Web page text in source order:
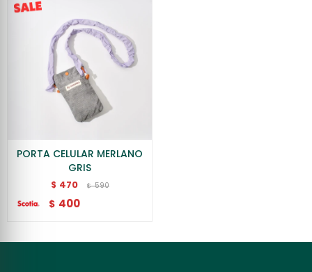
PORTA CELULAR MERLANO
GRIS
$ 470 $ 590
$ 400